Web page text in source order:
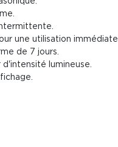
une utilisation immédiate.
de 7 jours.
lumineuse.